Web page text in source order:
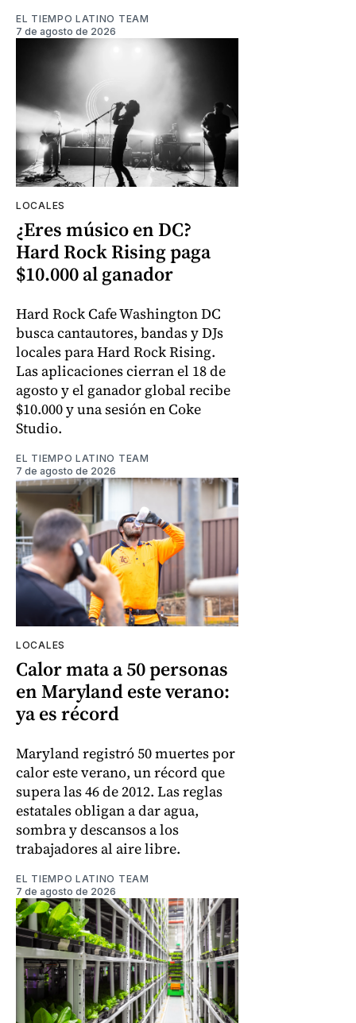
EL TIEMPO LATINO TEAM
7 de agosto de 2026
LOCALES
¿Eres músico en DC?
Hard Rock Rising paga
$10.000 al ganador
Hard Rock Cafe Washington DC
busca cantautores, bandas y DJs
locales para Hard Rock Rising.
Las aplicaciones cierran el 18 de
agosto y el ganador global recibe
$10.000 y una sesión en Coke
Studio.
EL TIEMPO LATINO TEAM
7 de agosto de 2026
LOCALES
Calor mata a 50 personas
en Maryland este verano:
ya es récord
Maryland registró 50 muertes por
calor este verano, un récord que
supera las 46 de 2012. Las reglas
estatales obligan a dar agua,
sombra y descansos a los
trabajadores al aire libre.
EL TIEMPO LATINO TEAM
7 de agosto de 2026